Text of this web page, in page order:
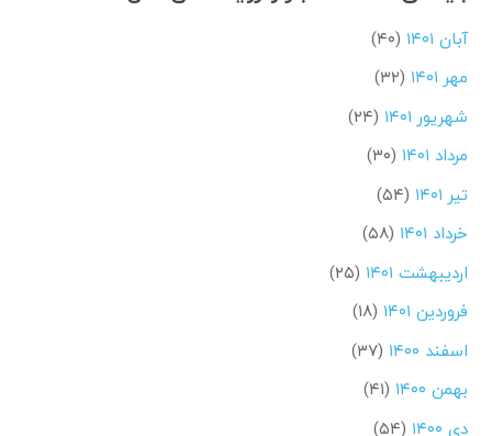
آبان ۱۴۰۱
(۴۰)
مهر ۱۴۰۱
(۳۲)
شهریور ۱۴۰۱
(۲۴)
مرداد ۱۴۰۱
(۳۰)
تیر ۱۴۰۱
(۵۴)
خرداد ۱۴۰۱
(۵۸)
اردیبهشت ۱۴۰۱
(۲۵)
فروردین ۱۴۰۱
(۱۸)
اسفند ۱۴۰۰
(۳۷)
بهمن ۱۴۰۰
(۴۱)
دی ۱۴۰۰
(۵۴)